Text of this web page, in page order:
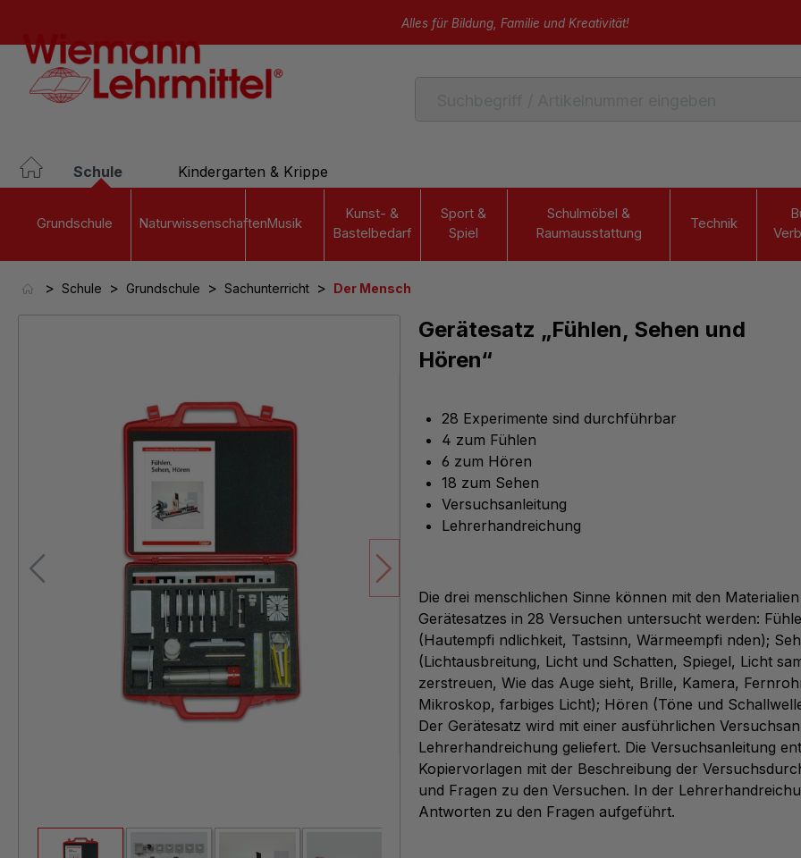
Alles für Bildung, Familie und Kreativität!
Schule Kindergarten & Krippe
Grundschule NaturwissenschaftenMusik
Kunst- &
Bastelbedarf
Sport &
Spiel
Schulmöbel &
Raumausstattung
Technik
> Schule > Grundschule > Sachunterricht > Der Mensch
Gerätesatz „Fühlen, Sehen und
Hören“
28 Experimente sind durchführbar
4 zum Fühlen
6 zum Hören
18 zum Sehen
Versuchsanleitung
Lehrerhandreichung
Die drei menschlichen Sinne können mit den
Gerätesatzes in 28 Versuchen untersucht werden:
(Hautempfi ndlichkeit, Tastsinn, Wärmeempfi nden);
(Lichtausbreitung, Licht und Schatten, Spiegel, Licht
zerstreuen, Wie das Auge sieht, Brille, Kamera,
Mikroskop, farbiges Licht); Hören (Töne und
Der Gerätesatz wird mit einer ausführlichen
Lehrerhandreichung geliefert. Die Versuchsanleitung
Kopiervorlagen mit der Beschreibung der
und Fragen zu den Versuchen. In der
Antworten zu den Fragen aufgeführt.